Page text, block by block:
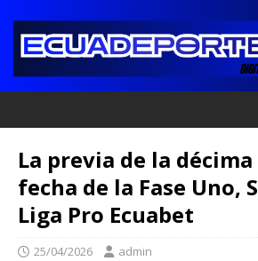
La previa de la
fecha de la Fase Uno,
Liga Pro Ecuabet
25/04/2026 admin